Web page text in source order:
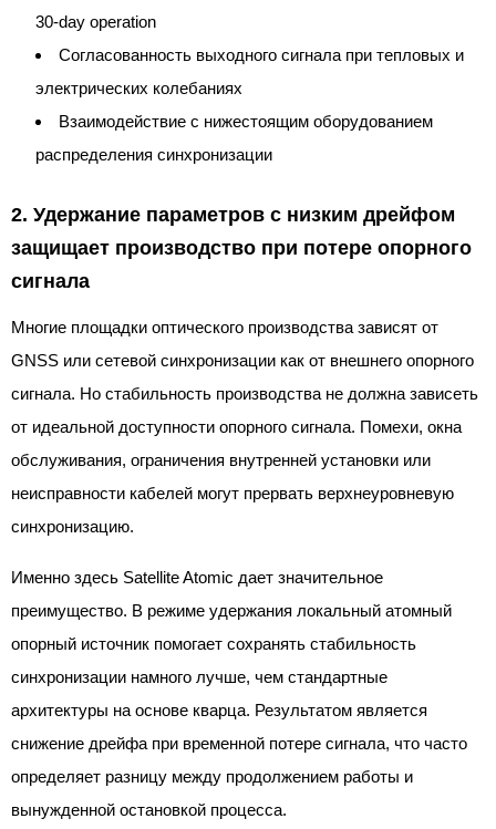
30-day operation
Согласованность выходного сигнала при тепловых и
электрических колебаниях
Взаимодействие с нижестоящим оборудованием
распределения синхронизации
2. Удержание параметров с низким дрейфом
защищает производство при потере опорного
сигнала
Многие площадки оптического производства зависят от
GNSS или сетевой синхронизации как от внешнего опорного
сигнала. Но стабильность производства не должна зависеть
от идеальной доступности опорного сигнала. Помехи, окна
обслуживания, ограничения внутренней установки или
неисправности кабелей могут прервать верхнеуровневую
синхронизацию.
Именно здесь Satellite Atomic дает значительное
преимущество. В режиме удержания локальный атомный
опорный источник помогает сохранять стабильность
синхронизации намного лучше, чем стандартные
архитектуры на основе кварца. Результатом является
снижение дрейфа при временной потере сигнала, что часто
определяет разницу между продолжением работы и
вынужденной остановкой процесса.